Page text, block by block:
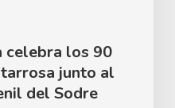
celebra los 90
junto al
del Sodre